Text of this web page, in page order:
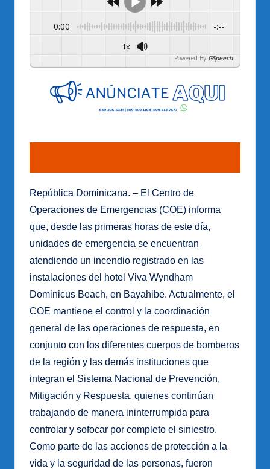
0:00 -:--
1x
Powered By GSpeech
República Dominicana. – El Centro de
Operaciones de Emergencias (COE) informa
que, desde las primeras horas de este día,
unidades de emergencia se encuentran
atendiendo un incendio registrado en las
instalaciones del hotel Viva Wyndham
Dominicus Beach, en Bayahibe. Actualmente, el
COE mantiene el control y la coordinación
general de las operaciones de respuesta, en
conjunto con los diferentes cuerpos de bomberos
de la región y las demás instituciones que
integran el Sistema Nacional de Prevención,
Mitigación y Respuesta, quienes continúan
trabajando de manera ininterrumpida para
controlar y sofocar por completo el siniestro.
Como parte de las acciones de protección a la
vida y la seguridad de las personas, fueron